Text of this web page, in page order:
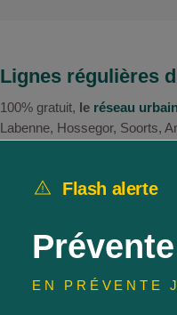
Lignes régulières
100% gratuit, le réseau
Labenne, Hossegor, Soorts,
Saint-Vincent-de-Tyrosse,
Bayonne et Dax.
permet ainsi de relier
tourisme, Tassigny-Biarritz,
les plages des Océanides,
Centre commercial,
Flash alerte
EN PRÉVENTE